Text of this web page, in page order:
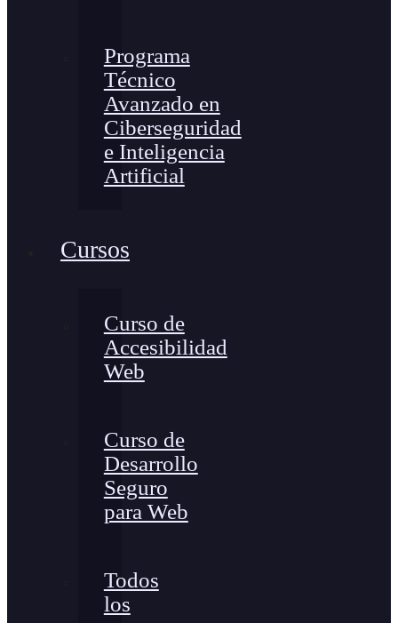
Programa
Técnico
Avanzado en
Ciberseguridad
e Inteligencia
Artificial
Cursos
Curso de
Accesibilidad
Web
Curso de
Desarrollo
Seguro
para Web
Todos
los